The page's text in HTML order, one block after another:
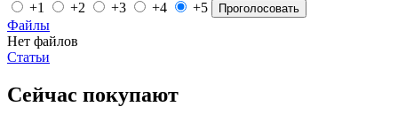
+1 +2 +3 +4 +5 Проголосовать
Файлы
Нет файлов
Статьи
Сейчас покупают